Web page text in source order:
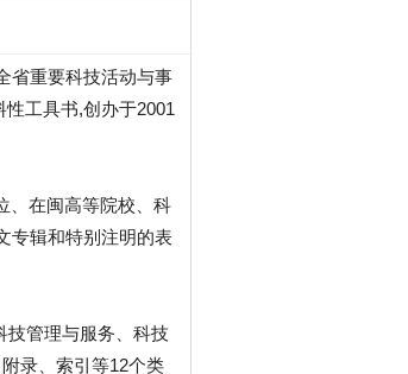
省重要科技活动与事
工具书,创办于2001
、在闽高等院校、科
专辑和特别注明的表
技管理与服务、科技
录、索引等12个类